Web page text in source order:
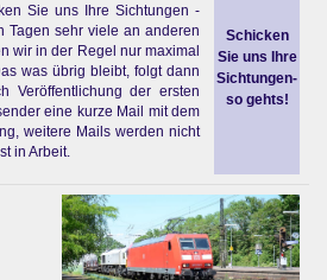
Sie uns Ihre Sichtungen -
Tagen sehr viele an anderen
wir in der Regel nur maximal
was übrig bleibt, folgt dann
Veröffentlichung der ersten
eine kurze Mail mit dem
weitere Mails werden nicht
in Arbeit.
Schicken
Sie uns Ihre
Sichtungen-
so gehts!